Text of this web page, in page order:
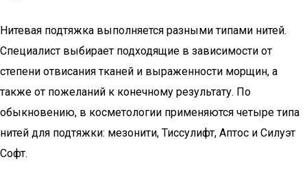
Нитевая подтяжка выполняется разными типами нитей.
Специалист выбирает подходящие в зависимости от
степени отвисания тканей и выраженности морщин, а
также от пожеланий к конечному результату. По
обыкновению, в косметологии применяются четыре типа
нитей для подтяжки: мезонити, Тиссулифт, Аптос и Силуэт
Софт.